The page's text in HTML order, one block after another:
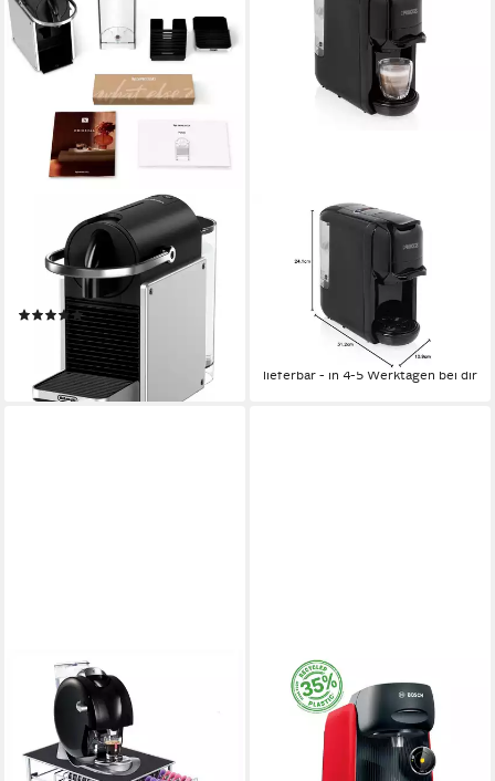
DE'LONGHI
Kapsel-/Kaffeepadmaschine,
Papier, Schickes
Industriedesign
(1)
ab 128,23 €
mtl. in 12 Raten
lieferbar - in 5-6 Werktagen bei dir
PRINCESS
Kapselmaschine
Wassertank
Pumpendruck
mtl. in 12 Raten
lieferbar - in 4-5 Werktagen bei dir